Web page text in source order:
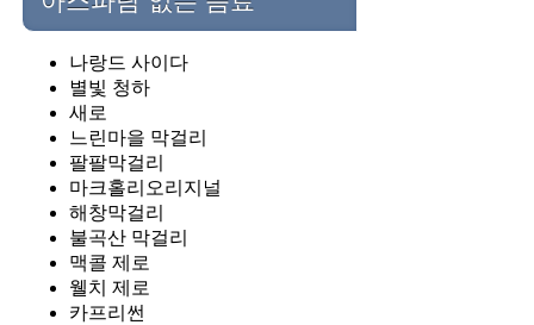
나랑드 사이다
별빛 청하
새로
느린마을 막걸리
팔팔막걸리
마크홀리오리지널
해창막걸리
불곡산 막걸리
맥콜 제로
웰치 제로
카프리썬